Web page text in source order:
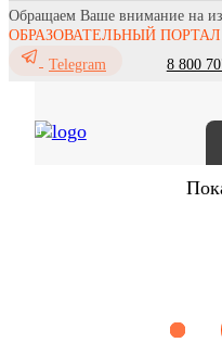
Обращаем Ваше внимание на
ОБРАЗОВАТЕЛЬНЫЙ ПОРТАЛ
Telegram
8 800
Сестринское дело
Выберите